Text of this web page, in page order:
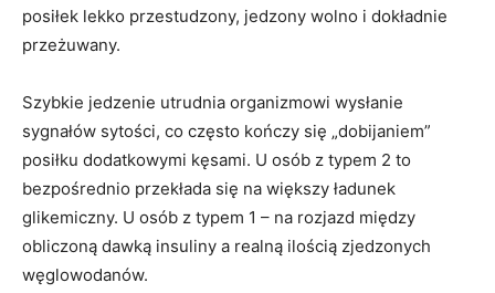
posiłek lekko przestudzony, jedzony wolno i dokładnie
przeżuwany.
Szybkie jedzenie utrudnia organizmowi wysłanie
sygnałów sytości, co często kończy się „dobijaniem”
posiłku dodatkowymi kęsami. U osób z typem 2 to
bezpośrednio przekłada się na większy ładunek
glikemiczny. U osób z typem 1 – na rozjazd między
obliczoną dawką insuliny a realną ilością zjedzonych
węglowodanów.